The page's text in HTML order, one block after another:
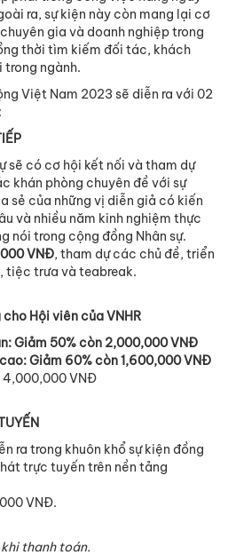
ra, sự kiện này còn mang lại cơ
gia và doanh nghiệp trong
thời tìm kiếm đối tác, khách
trong ngành.
Việt Nam 2023 sẽ diễn ra với 02
sẽ có cơ hội kết nối và tham dự
khán phòng chuyên đề với sự
sẻ của những vị diễn giả có kiến
và nhiều năm kinh nghiệm thực
nói trong cộng đồng Nhân sự.
VNĐ, tham dự các chủ đề, triển
tiệc trưa và teabreak.
Hội viên của VNHR
Giảm 50% còn 2,000,000 VNĐ
Giảm 60% còn 1,600,000 VNĐ
VNĐ
ra trong khuôn khổ sự kiện đồng
trực tuyến trên nền tảng
VNĐ.
khi thanh toán.